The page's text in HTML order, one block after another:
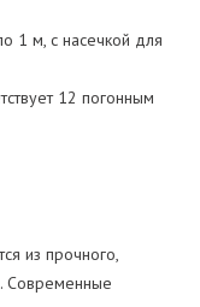
1 м, с насечкой для
12 погонным
из прочного,
Современные